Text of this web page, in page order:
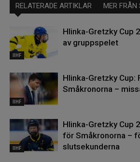
RELATERADE ARTIKLAR MER FRÅN
IIHF
Hlinka-Gretzky Cup
av gruppspelet
IIHF
Hlinka-Gretzky Cup:
Småkronorna –
IIHF
Hlinka-Gretzky Cup
för Småkronorna –
slutsekunderna